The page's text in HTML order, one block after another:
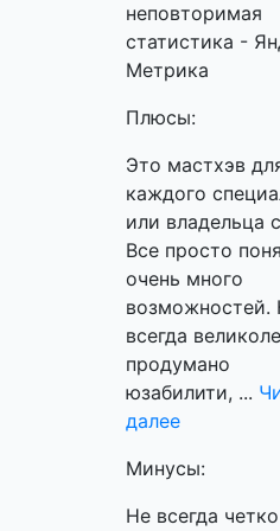
неповторимая
статистика -
Метрика
Плюсы:
Это мастхэв
каждого
или владельца
Все просто
очень много
возможностей.
всегда
продумано
юзабилити, ...
далее
Минусы:
Не всегда четко